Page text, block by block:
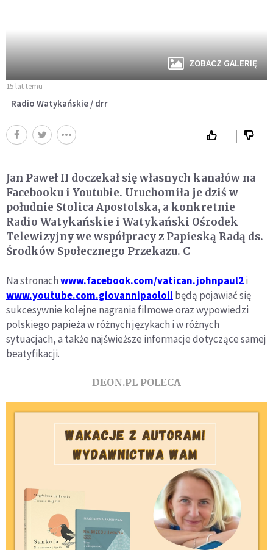
ZOBACZ GALERIĘ
15 lat temu
Radio Watykańskie / drr
Jan Paweł II doczekał się własnych kanałów na
Facebooku i Youtubie. Uruchomiła je dziś w
południe Stolica Apostolska, a konkretnie
Radio Watykańskie i Watykański Ośrodek
Telewizyjny we współpracy z Papieską Radą ds.
Środków Społecznego Przekazu. C
Na stronachwww.facebook.com/vatican.johnpaul2i
www.youtube.com.giovannipaoloii będą pojawiać się
sukcesywnie kolejne nagrania filmowe oraz wypowiedzi
polskiego papieża w różnych językach i w różnych
sytuacjach, a także najświeższe informacje dotyczące samej
beatyfikacji.
DEON.PL POLECA